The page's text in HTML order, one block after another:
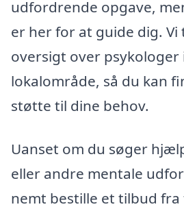
udfordrende opgave,
er her for at guide dig.
oversigt over psykologer
lokalområde, så du kan
støtte til dine behov.
Uanset om du søger
eller andre mentale
nemt bestille et tilbud